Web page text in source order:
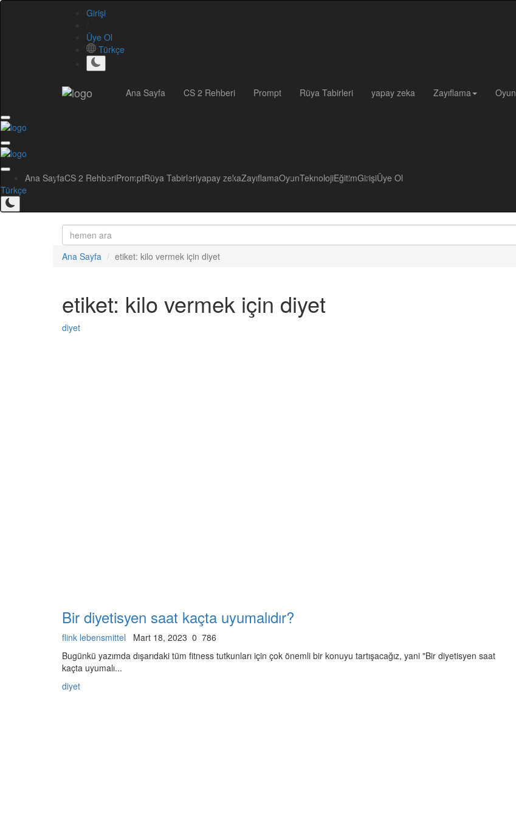
Girişi
Üye Ol
Türkçe
Ana Sayfa CS 2 Rehberi Prompt Rüya Tabirleri yapay zeka Zayıflama Oyun
Ana SayfaCS 2 RehberiPromptRüya Tabirleriyapay zekaZayıflamaOyunTeknolojiEğitimGirişiÜye Ol
Türkçe
Ana Sayfa etiket: kilo vermek için diyet
etiket: kilo vermek için diyet
diyet
Bir diyetisyen saat kaçta uyumalıdır?
flink lebensmittel Mart 18, 2023 0 786
Bugünkü yazımda dışarıdaki tüm fitness tutkunları için çok önemli bir konuyu tartışacağız, yani "Bir diyetisyen saat
kaçta uyumalı...
diyet